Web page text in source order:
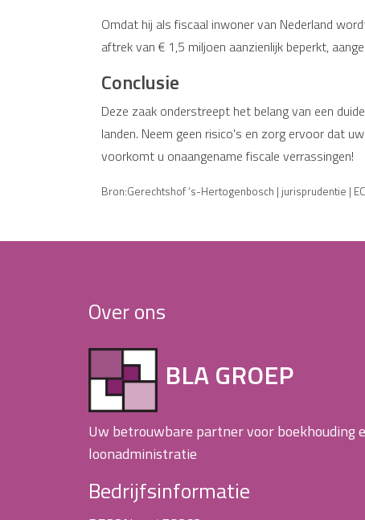
Omdat hij als fiscaal inwoner van Nederland
aftrek van € 1,5 miljoen aanzienlijk beperkt,
Conclusie
Deze zaak onderstreept het belang van een
landen. Neem geen risico's en zorg ervoor dat
voorkomt u onaangename fiscale verrassingen!
Bron:Gerechtshof ‘s-Hertogenbosch | jurisprudentie |
Over ons
BLA GROEP
Uw betrouwbare partner voor boekhouding
loonadministratie
Bedrijfsinformatie